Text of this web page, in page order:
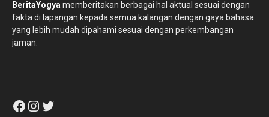
BeritaYogya memberitakan berbagai hal aktual sesuai dengan
fakta di lapangan kepada semua kalangan dengan gaya bahasa
yang lebih mudah dipahami sesuai dengan perkembangan
jaman.
Facebook
Instagram
Twitter